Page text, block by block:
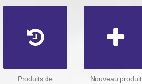
Produits de
Nouveau produit